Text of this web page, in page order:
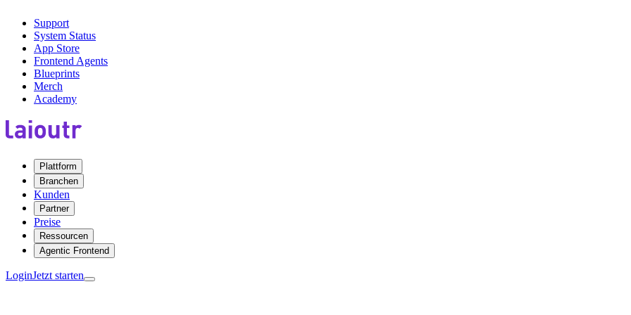
Support
System Status
App Store
Frontend Agents
Blueprints
Merch
Academy
Plattform
Branchen
Kunden
Partner
Preise
Ressourcen
Agentic Frontend
LoginJetzt starten